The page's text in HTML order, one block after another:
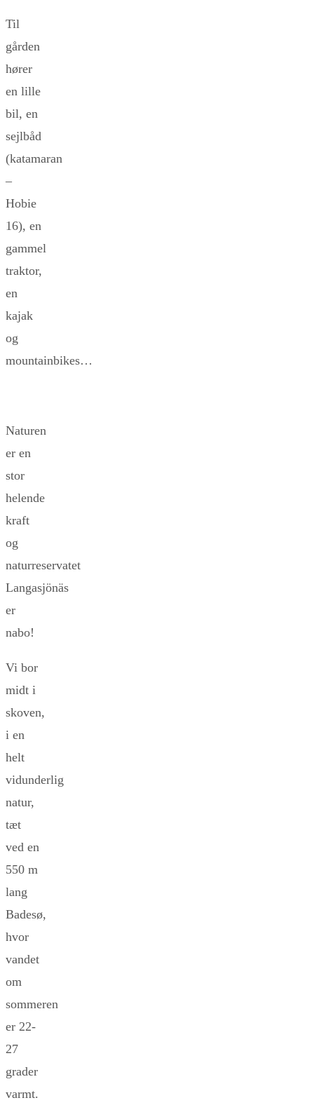
Til
gården
hører
en lille
bil, en
sejlbåd
(katamaran
–
Hobie
16), en
gammel
traktor,
en
kajak
og
mountainbikes…
Naturen
er en
stor
helende
kraft
og
naturreservatet
Langasjönäs
er
nabo!
Vi bor
midt i
skoven,
i en
helt
vidunderlig
natur,
tæt
ved en
550 m
lang
Badesø,
hvor
vandet
om
sommeren
er 22-
27
grader
varmt.